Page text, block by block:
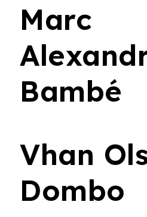
Marc
Bambé
Vhan
Dombo